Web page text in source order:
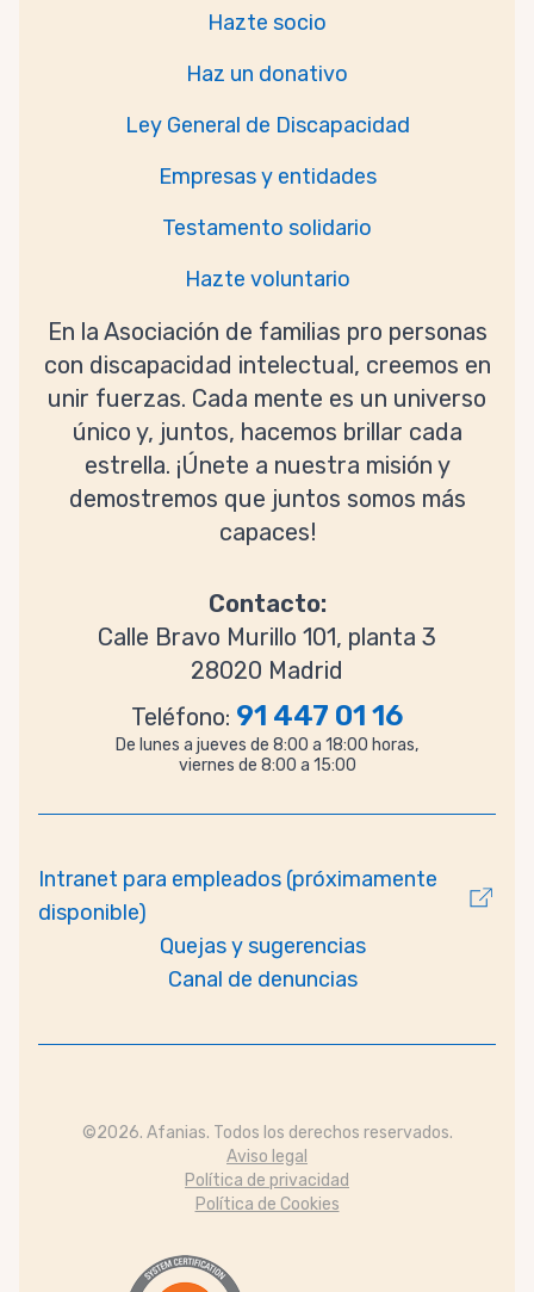
Hazte socio
Haz un donativo
Ley General de Discapacidad
Empresas y entidades
Testamento solidario
Hazte voluntario
En la Asociación de familias pro personas
con discapacidad intelectual, creemos en
unir fuerzas. Cada mente es un universo
único y, juntos, hacemos brillar cada
estrella. ¡Únete a nuestra misión y
demostremos que juntos somos más
capaces!
Contacto:
Calle Bravo Murillo 101, planta 3
28020 Madrid
Teléfono: 91 447 01 16
De lunes a jueves de 8:00 a 18:00 horas,
viernes de 8:00 a 15:00
Intranet para empleados (próximamente
disponible)
Quejas y sugerencias
Canal de denuncias
©2026. Afanias. Todos los derechos reservados.
Aviso legal
Política de privacidad
Política de Cookies